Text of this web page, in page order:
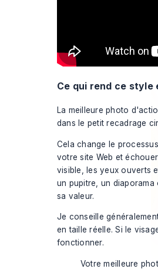
Ce qui rend ce style
La meilleure photo
dans le petit recadrage
Cela change le
votre site Web et
visible, les yeux ouverts
un pupitre, un
sa valeur.
Je conseille
en taille réelle. Si le
fonctionner.
Votre meilleure